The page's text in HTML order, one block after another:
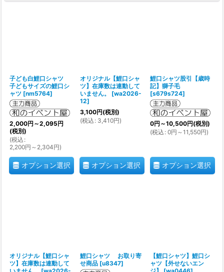
子ども白鯉口シャツ
子どもサイズの鯉口シ
ャツ [nm5764]
2,000円 ～2,095円
(税別)
(税込 :
2,200円 ～2,304円)
オプション選択
オリジナル【鯉口シャ
ツ】在庫数は連動して
いません。
[wa2026-
12]
3,100円(税別)
(税込 : 3,410円)
オプション選択
鯉口シャツ股引【歳時
記】獅子毛
[s679s724]
0円 ～10,500円(税別)
(税込 : 0円 ～11,550円)
オプション選択
オリジナル【鯉口シャ
ツ】在庫数は連動して
鯉口シャツ お取り寄
せ商品 [u8347]
【鯉口シャツ】鯉口シ
ャツ【外せないエン